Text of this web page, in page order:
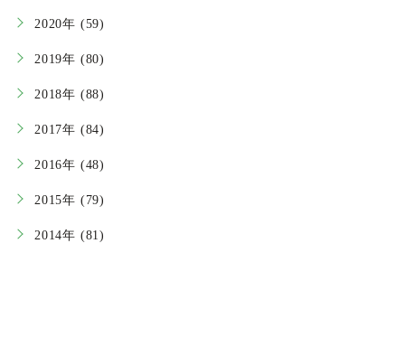
2020年 (59)
2019年 (80)
2018年 (88)
2017年 (84)
2016年 (48)
2015年 (79)
2014年 (81)